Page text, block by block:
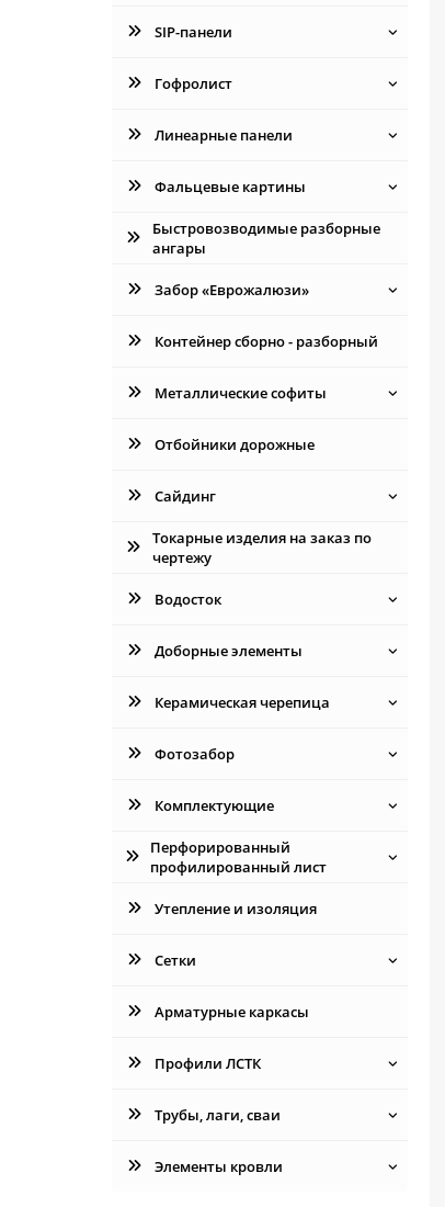
SIP-панели
Гофролист
Линеарные панели
Фальцевые картины
Быстровозводимые разборные
ангары
Забор «Еврожалюзи»
Контейнер сборно - разборный
Металлические софиты
Отбойники дорожные
Сайдинг
Токарные изделия на заказ по
чертежу
Водосток
Доборные элементы
Керамическая черепица
Фотозабор
Комплектующие
Перфорированный
профилированный лист
Утепление и изоляция
Сетки
Арматурные каркасы
Профили ЛСТК
Трубы, лаги, сваи
Элементы кровли